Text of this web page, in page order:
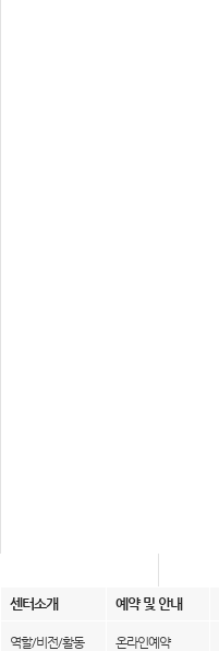
센터소개 예약 및 안내
역할/비전/활동
온라인예약